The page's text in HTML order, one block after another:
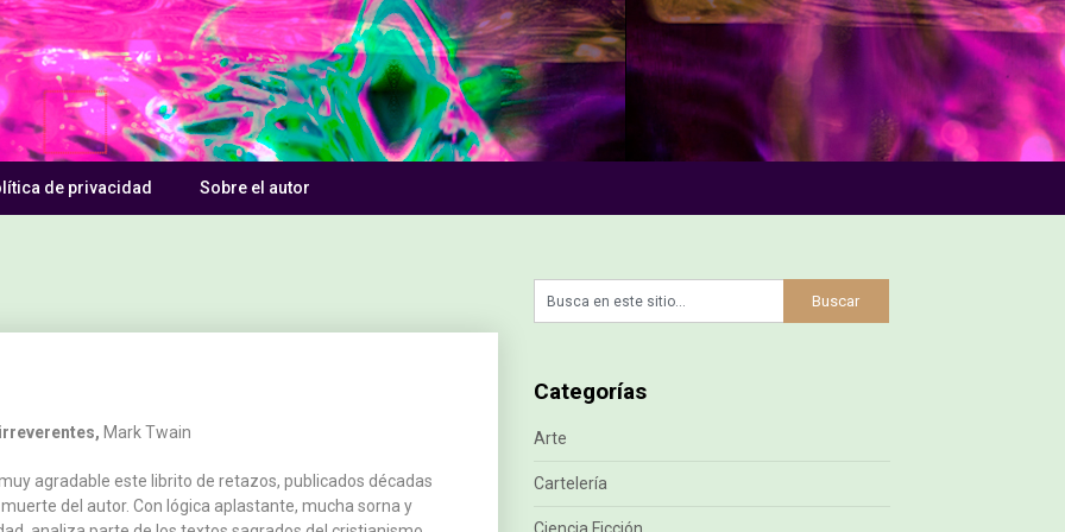
de privacidad Sobre el autor
Mark Twain
agradable este librito de retazos, publicados décadas
del autor. Con lógica aplastante, mucha sorna y
Categorías
Arte
Cartelería